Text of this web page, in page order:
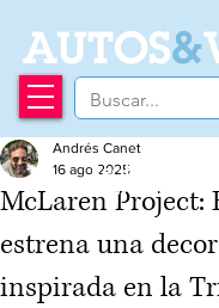
AUTOS&
Recibí nuestro
Newsletter
McLaren Project:
estrena una
inspirada en la
Andrés Canet
16 ago 2025